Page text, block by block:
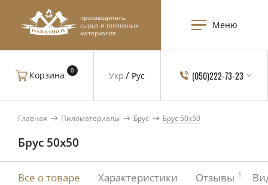
производитель
сырья и топливных
материалов
Меню
Укр Рус
Корзина 0 (050)222-73-23
Главная Пиломатериалы Брус Брус 50x50
Брус 50x50
Все о товаре Характеристики Отзывы 1